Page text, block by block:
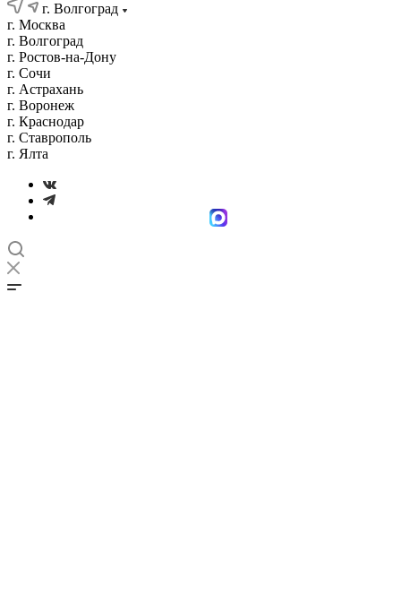
г. Волгоград
г. Москва
г. Волгоград
г. Ростов-на-Дону
г. Сочи
г. Астрахань
г. Воронеж
г. Краснодар
г. Ставрополь
г. Ялта